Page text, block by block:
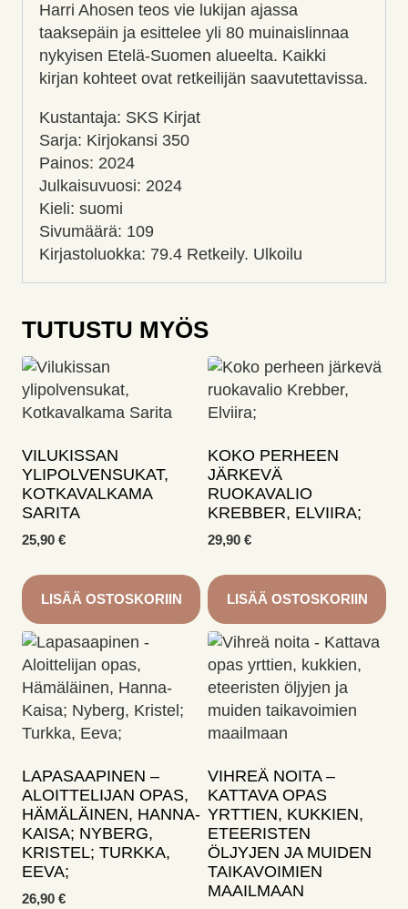
Harri Ahosen teos vie lukijan ajassa
taaksepäin ja esittelee yli 80 muinaislinnaa
nykyisen Etelä-Suomen alueelta. Kaikki
kirjan kohteet ovat retkeilijän saavutettavissa.
Kustantaja: SKS Kirjat
Sarja: Kirjokansi 350
Painos: 2024
Julkaisuvuosi: 2024
Kieli: suomi
Sivumäärä: 109
Kirjastoluokka: 79.4 Retkeily. Ulkoilu
TUTUSTU MYÖS
VILUKISSAN
YLIPOLVENSUKAT,
KOTKAVALKAMA
SARITA
25,90 €
LISÄÄ OSTOSKORIIN
KOKO PERHEEN
JÄRKEVÄ
RUOKAVALIO
KREBBER, ELVIIRA;
29,90 €
LISÄÄ OSTOSKORIIN
LAPASAAPINEN –
ALOITTELIJAN OPAS,
HÄMÄLÄINEN, HANNA-
KAISA; NYBERG,
KRISTEL; TURKKA,
EEVA;
26,90 €
VIHREÄ NOITA –
KATTAVA OPAS
YRTTIEN, KUKKIEN,
ETEERISTEN
ÖLJYJEN JA MUIDEN
TAIKAVOIMIEN
MAAILMAAN